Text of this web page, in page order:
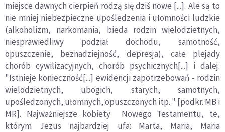
miejsce dawnych cierpień rodzą się dziś nowe [...]. Ale są to
nie mniej niebezpieczne upośledzenia i ułomności ludzkie
(alkoholizm, narkomania, bieda rodzin wielodzietnych,
niesprawiedliwy podział dochodu, samotność,
opuszczenie, beznadziejność, depresja), całe plejady
chorób cywilizacyjnych, chorób psychicznych[...] i dalej:
"Istnieje konieczność[...] ewidencji zapotrzebowań - rodzin
wielodzietnych, ubogich, starych, samotnych,
upośledzonych, ułomnych, opuszczonych itp. " [podkr. MB i
MR]. Najważniejsze kobiety Nowego Testamentu, te,
którym Jezus najbardziej ufa: Marta, Maria, Maria